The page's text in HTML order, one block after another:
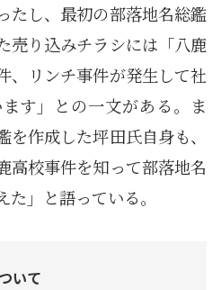
たし、最初の部落地名総鑑
売り込みチラシには「八鹿
、リンチ事件が発生して社
す」との一文がある。ま
作成した坪田氏自身も、
高校事件を知って部落地名
」と語っている。
いて